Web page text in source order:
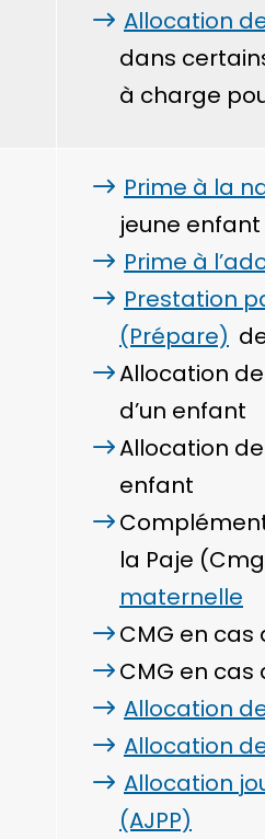
Allocation
dans
à charge
Prime à la
jeune
Prime à
Prestation
(Prépare)
Allocation
d’un enfant
Allocation
enfant
la Paje
maternelle
CMG en cas
CMG en cas
Allocation
Allocation
Allocation
(AJPP)